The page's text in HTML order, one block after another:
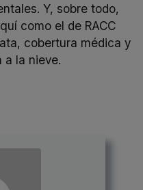
Y, sobre todo,
como el de RACC
cobertura médica y
a la nieve.